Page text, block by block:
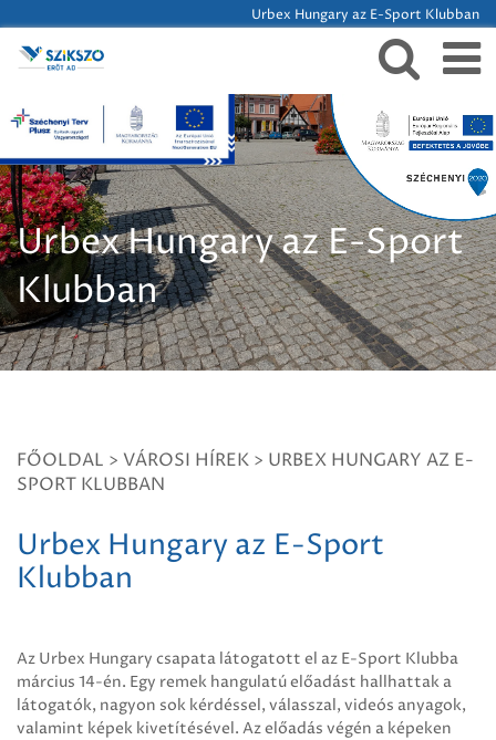
Urbex Hungary az E-Sport Klubban
Urbex Hungary az E-Sport
Klubban
FŐOLDAL > VÁROSI HÍREK > URBEX HUNGARY AZ E-
SPORT KLUBBAN
Urbex Hungary az E-Sport
Klubban
Az Urbex Hungary csapata látogatott el az E-Sport Klubba
március 14-én. Egy remek hangulatú előadást hallhattak a
látogatók, nagyon sok kérdéssel, válasszal, videós anyagok,
valamint képek kivetítésével. Az előadás végén a képeken